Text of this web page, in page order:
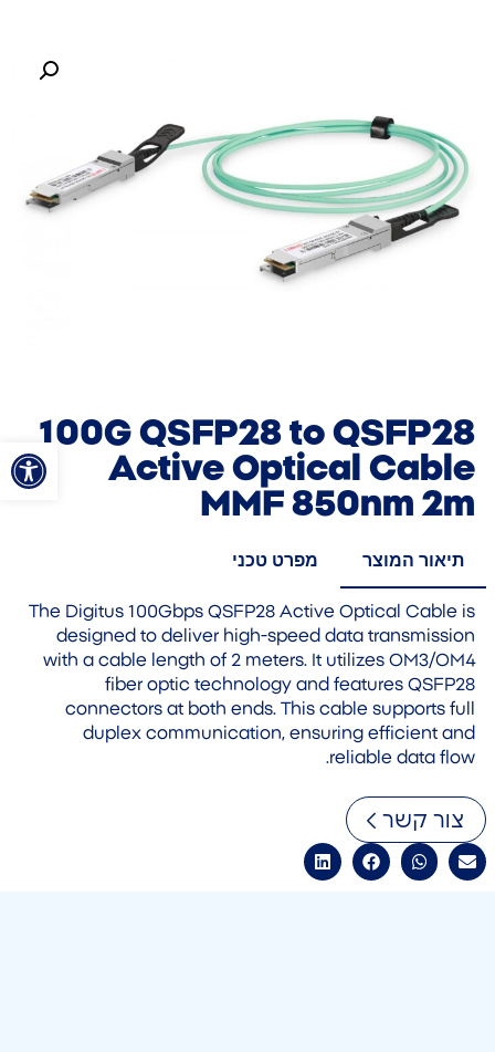
פתח100G QSFP28 to QSFP28
Active Optical Cable
MMF 850nm 2m
תיאור המוצר מפרט טכני
The Digitus 100Gbps QSFP28 Active Optical Cable is
designed to deliver high-speed data transmission
with a cable length of 2 meters. It utilizes OM3/OM4
fiber optic technology and features QSFP28
connectors at both ends. This cable supports full
duplex communication, ensuring efficient and
reliable data flow.
צור קשר